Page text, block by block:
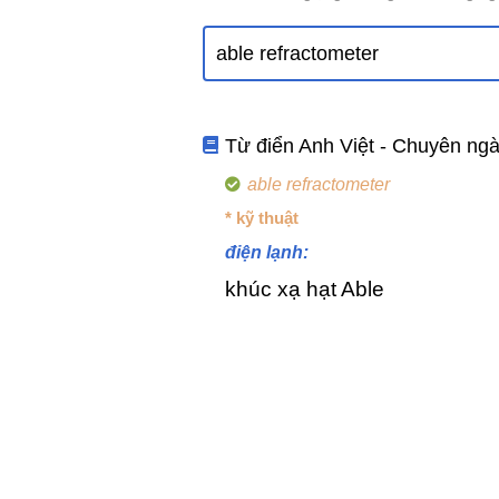
Từ điển Anh Việt - Chuyên
able refractometer
* kỹ thuật
điện lạnh:
khúc xạ hạt Able